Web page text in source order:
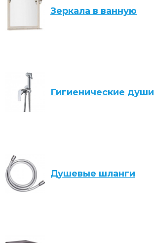
Зеркала в ванную
Гигиенические души
Душевые шланги